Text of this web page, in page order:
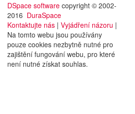
DSpace software copyright © 2002-
2016 DuraSpace
Kontaktujte nás | Vyjádření názoru |
Na tomto webu jsou používány
pouze cookies nezbytně nutné pro
zajištění fungování webu, pro které
není nutné získat souhlas.